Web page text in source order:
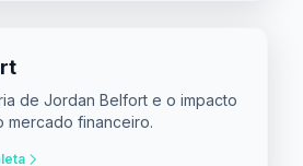
de Jordan Belfort e o impacto
mercado financeiro.